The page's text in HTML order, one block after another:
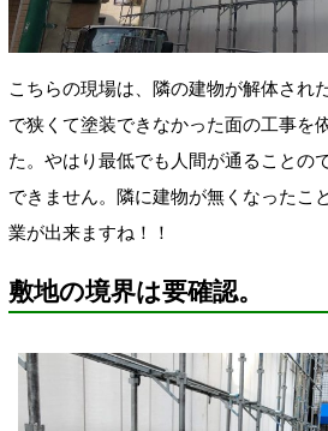
こちらの現場は、隣の建物が解体され
で狭くて塗装できなかった面の工事を
た。やはり最低でも人間が通ることの
できません。隣に建物が無くなったこ
業が出来ますね！！
敷地の境界は要確認。